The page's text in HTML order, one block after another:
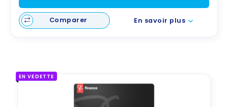
Comparer En savoir plus
EN VEDETTE